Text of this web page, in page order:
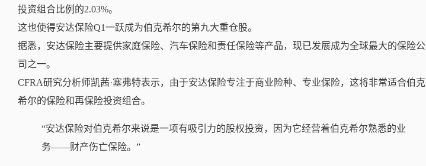
投资组合比例的2.03%。
这也使得安达保险Q1一跃成为伯克希尔的第九大重仓股。
据悉，安达保险主要提供家庭保险、汽车保险和责任保险等产品，现已发展成为全球最大的保险公
司之一。
CFRA研究分析师凯茜·塞弗特表示， 由于安达保险专注于商业险种、专业保险，这将非常适合伯克
希尔的保险和再保险投资组合。
“安达保险对伯克希尔来说是一项有吸引力的股权投资，因为它经营着伯克希尔熟悉的业
务——财产伤亡保险。”